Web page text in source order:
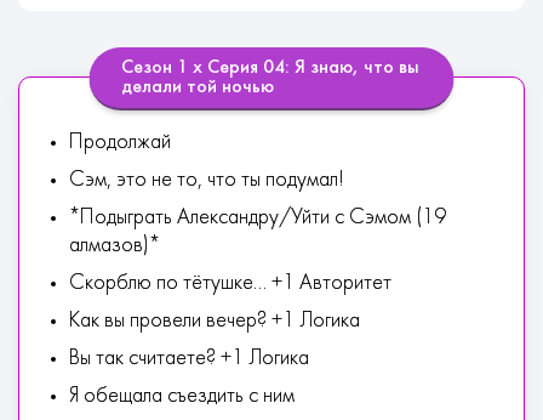
Сезон 1 х Серия 04: Я знаю, что вы
делали той ночью
Продолжай
Сэм, это не то, что ты подумал!
*Подыграть Александру/Уйти с Сэмом (19
алмазов)*
Скорблю по тётушке... +1 Авторитет
Как вы провели вечер? +1 Логика
Вы так считаете? +1 Логика
Я обещала съездить с ним